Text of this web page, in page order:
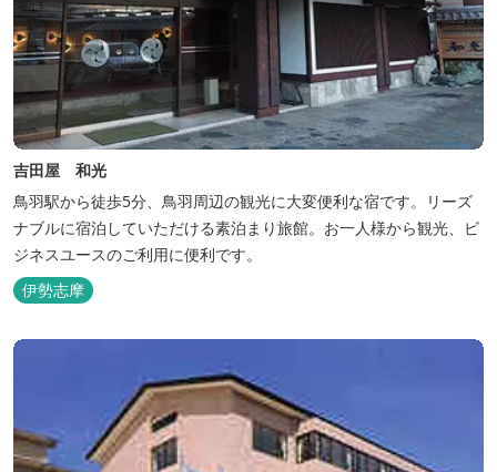
吉田屋 和光
鳥羽駅から徒歩5分、鳥羽周辺の観光に大変便利な宿です。リーズ
ナブルに宿泊していただける素泊まり旅館。お一人様から観光、ビ
ジネスユースのご利用に便利です。
伊勢志摩